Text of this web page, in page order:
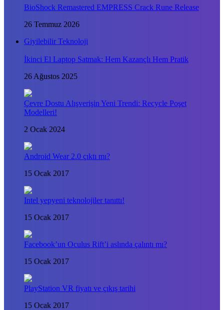
BioShock Remastered EMPRESS Crack Rune Release
26 Temmuz 2026
Giyilebilir Teknoloji
İkinci El Laptop Satmak: Hem Kazançlı Hem Pratik
26 Ağustos 2025
Çevre Dostu Alışverişin Yeni Trendi: Recycle Poşet
Modelleri!
2 Ocak 2024
Android Wear 2.0 çıktı mı?
15 Ocak 2017
Intel yepyeni teknolojiler tanıttı!
15 Ocak 2017
Facebook’un Oculus Rift’i aslında çalıntı mı?
15 Ocak 2017
PlayStation VR fiyatı ve çıkış tarihi
15 Ocak 2017